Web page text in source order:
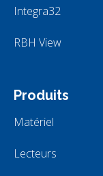
Integra32
RBH View
Produits
Matériel
Lecteurs